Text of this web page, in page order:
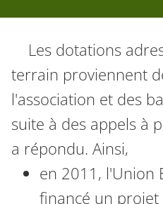
Les dotations adressées aux équipes-
terrain proviennent
l'association et des
suite à des appels à
a répondu. Ainsi,
en 2011, l'Union
financé un projet